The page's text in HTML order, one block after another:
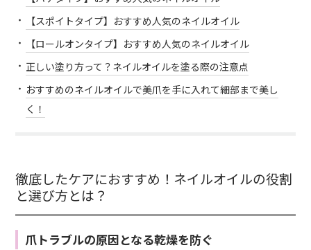
【スポイトタイプ】おすすめ人気のネイルオイル
【ロールオンタイプ】おすすめ人気のネイルオイル
正しい塗り方って？ネイルオイルを塗る際の注意点
おすすめのネイルオイルで美爪を手に入れて細部まで美し
く！
徹底したケアにおすすめ！ネイルオイルの役割
と選び方とは？
爪トラブルの原因となる乾燥を防ぐ